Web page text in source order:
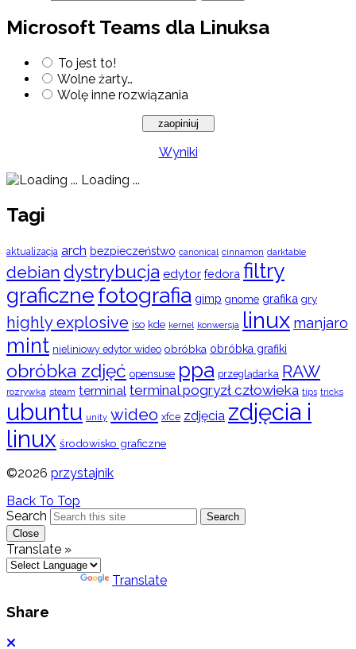
Microsoft Teams dla Linuksa
To jest to!
Wolne żarty…
Wolę inne rozwiązania
Wyniki
Loading ...
Tagi
aktualizacja arch bezpieczeństwo canonical cinnamon darktable
debian dystrybucja edytor fedora filtry
graficznefotografia gimp gnome grafika gry
highly explosive iso kde kernel konwersja linux manjaro
mint nieliniowy edytor wideo obróbka obróbka grafiki
obróbka zdjęć opensuse ppa przeglądarka RAW
rozrywka steam terminal terminal pogryzł człowieka tips tricks
ubuntu unity wideo xfce zdjęcia zdjęcia i
linux środowisko graficzne
©2026 przystajnik
Back To Top
Search
Search
Close
Translate »
Translate
Share